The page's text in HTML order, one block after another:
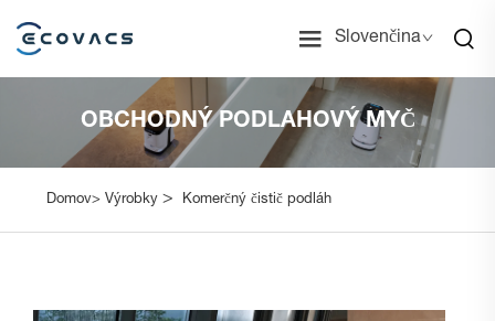
Slovenčina
OBCHODNÝ PODLAHOVÝ MYČ
Domov> Výrobky> Komerčný čistič podláh